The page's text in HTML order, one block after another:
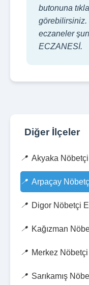
butonuna
görebilirsiniz.
eczaneler
ECZANESİ.
Diğer İlçeler
Akyaka
Arpaçay
Digor Nöbetçi
Kağızman
Merkez
Sarıkamış